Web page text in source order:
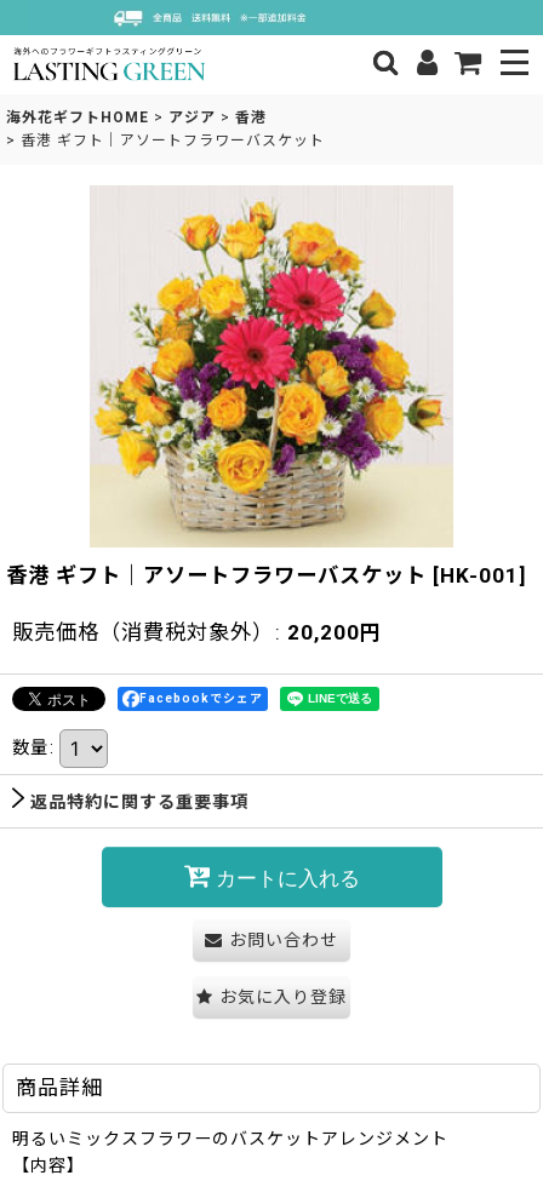
海外花ギフトHOME > アジア > 香港
> 香港 ギフト｜アソートフラワーバスケット
香港 ギフト｜アソートフラワーバスケット [HK-001 ]
販売価格（消費税対象外） : 20,200 円
Facebookでシェア
数量:
返品特約に関する重要事項
カートに入れる
お問い合わせ
お気に入り登録
商品詳細
明るいミックスフラワーのバスケットアレンジメント
【内容】